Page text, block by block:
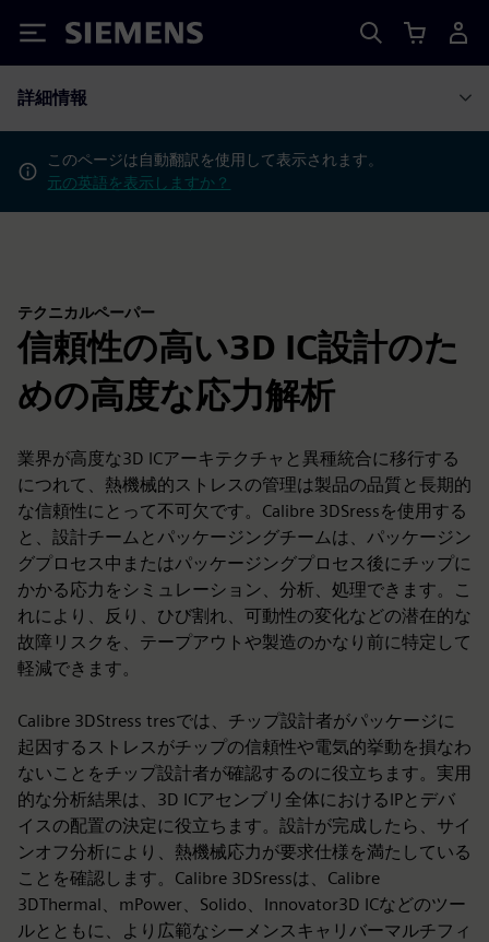
Siemens
詳細情報
このページは自動翻訳を使用して表示されます。
元の英語を表示しますか？
テクニカルペーパー
信頼性の高い3D IC設計のた
めの高度な応力解析
業界が高度な3D ICアーキテクチャと異種統合に移行する
につれて、熱機械的ストレスの管理は製品の品質と長期的
な信頼性にとって不可欠です。Calibre 3DSressを使用する
と、設計チームとパッケージングチームは、パッケージン
グプロセス中またはパッケージングプロセス後にチップに
かかる応力をシミュレーション、分析、処理できます。こ
れにより、反り、ひび割れ、可動性の変化などの潜在的な
故障リスクを、テープアウトや製造のかなり前に特定して
軽減できます。
Calibre 3DStress tresでは、チップ設計者がパッケージに
起因するストレスがチップの信頼性や電気的挙動を損なわ
ないことをチップ設計者が確認するのに役立ちます。実用
的な分析結果は、3D ICアセンブリ全体におけるIPとデバ
イスの配置の決定に役立ちます。設計が完成したら、サイ
ンオフ分析により、熱機械応力が要求仕様を満たしている
ことを確認します。Calibre 3DSressは、Calibre
3DThermal、mPower、Solido、Innovator3D ICなどのツー
ルとともに、より広範なシーメンスキャリバーマルチフィ